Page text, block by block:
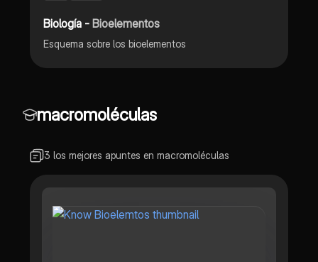
Biología -Bioelementos
Esquema sobre los bioelementos
macromoléculas
3 los mejores apuntes en macromoléculas